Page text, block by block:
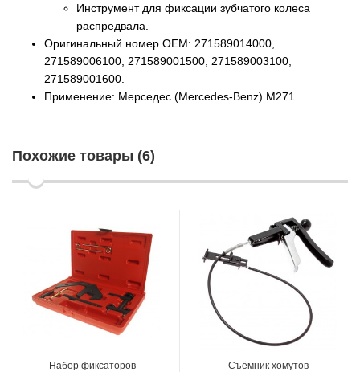
Инструмент для фиксации зубчатого колеса
распредвала.
Оригинальный номер ОЕМ: 271589014000,
271589006100, 271589001500, 271589003100,
271589001600.
Применение: Мерседес (Mercedes-Benz) M271.
Похожие товары (6)
Набор фиксаторов
Съёмник хомутов